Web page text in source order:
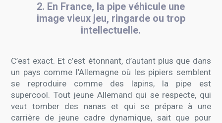
2. En France, la pipe véhicule une
image vieux jeu, ringarde ou trop
intellectuelle.
C’est exact. Et c’est étonnant, d’autant plus que dans
un pays comme l’Allemagne où les pipiers semblent
se reproduire comme des lapins, la pipe est
supercool. Tout jeune Allemand qui se respecte, qui
veut tomber des nanas et qui se prépare à une
carrière de jeune cadre dynamique, sait que pour